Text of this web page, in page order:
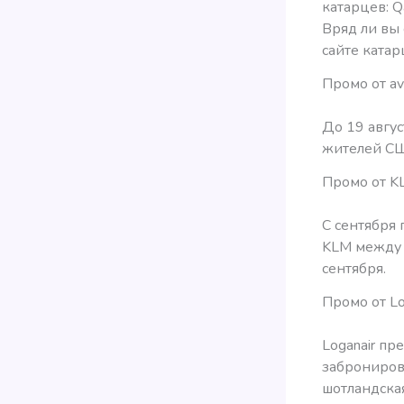
катарцев:
Вряд ли вы
сайте
Промо от
До 19
жителей
Промо от
С сентября
KLM
сентября.
Промо от
Loganair